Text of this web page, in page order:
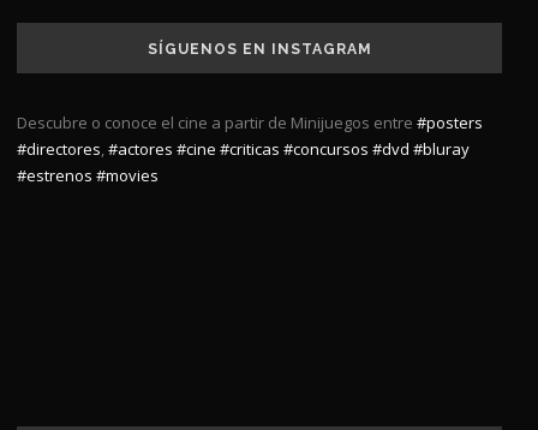
SÍGUENOS EN INSTAGRAM
Descubre o conoce el cine a partir de Minijuegos entre #posters
#directores,#actores #cine #criticas #concursos #dvd #bluray
#estrenos #movies